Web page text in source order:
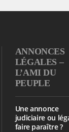
ANNONCES
LÉGALES –
L’AMI DU
PEUPLE
Une annonce
judiciaire ou
faire paraître ?